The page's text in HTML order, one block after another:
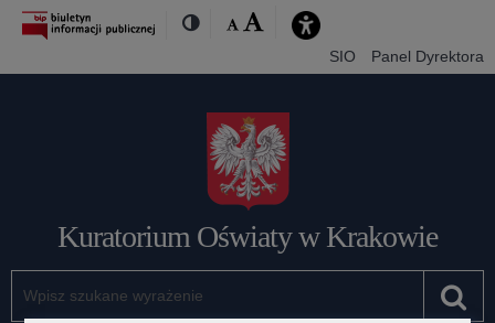
Przejdź
Przejdź
Dostępność
KontrastRozmiar
Domyślna
Wielka
SIO Panel Dyrektora
Kuratorium Oświaty w Krakowie
wymagane.